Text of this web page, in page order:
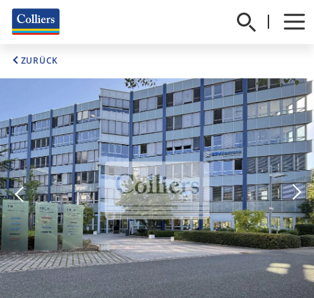
ZURÜCK